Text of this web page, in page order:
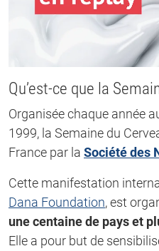
Qu’est-ce que la
Organisée chaque année
1999, la Semaine du
France par la Société des
Cette manifestation
Dana Foundation, est
une centaine de pays et
Elle a pour but de